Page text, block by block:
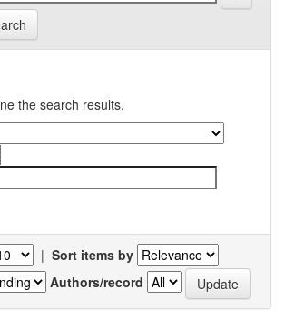
the search results.
| Sort items by
Authors/record